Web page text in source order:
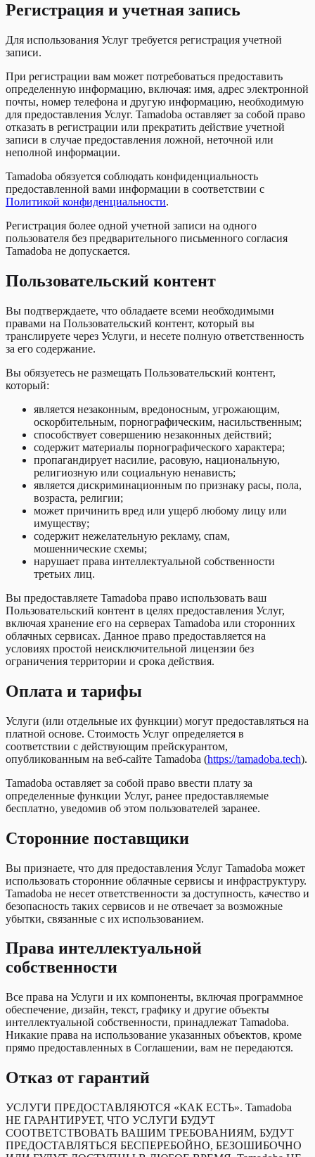
Регистрация и учетная запись
Для использования Услуг требуется регистрация учетной
записи.
При регистрации вам может потребоваться предоставить
определенную информацию, включая: имя, адрес электронной
почты, номер телефона и другую информацию, необходимую
для предоставления Услуг. Tamadoba оставляет за собой право
отказать в регистрации или прекратить действие учетной
записи в случае предоставления ложной, неточной или
неполной информации.
Tamadoba обязуется соблюдать конфиденциальность
предоставленной вами информации в соответствии с
Политикой конфиденциальности.
Регистрация более одной учетной записи на одного
пользователя без предварительного письменного согласия
Tamadoba не допускается.
Пользовательский контент
Вы подтверждаете, что обладаете всеми необходимыми
правами на Пользовательский контент, который вы
транслируете через Услуги, и несете полную ответственность
за его содержание.
Вы обязуетесь не размещать Пользовательский контент,
который:
является незаконным, вредоносным, угрожающим,
оскорбительным, порнографическим, насильственным;
способствует совершению незаконных действий;
содержит материалы порнографического характера;
пропагандирует насилие, расовую, национальную,
религиозную или социальную ненависть;
является дискриминационным по признаку расы, пола,
возраста, религии;
может причинить вред или ущерб любому лицу или
имуществу;
содержит нежелательную рекламу, спам,
мошеннические схемы;
нарушает права интеллектуальной собственности
третьих лиц.
Вы предоставляете Tamadoba право использовать ваш
Пользовательский контент в целях предоставления Услуг,
включая хранение его на серверах Tamadoba или сторонних
облачных сервисах. Данное право предоставляется на
условиях простой неисключительной лицензии без
ограничения территории и срока действия.
Оплата и тарифы
Услуги (или отдельные их функции) могут предоставляться на
платной основе. Стоимость Услуг определяется в
соответствии с действующим прейскурантом,
опубликованным на веб-сайте Tamadoba (https://tamadoba.tech).
Tamadoba оставляет за собой право ввести плату за
определенные функции Услуг, ранее предоставляемые
бесплатно, уведомив об этом пользователей заранее.
Сторонние поставщики
Вы признаете, что для предоставления Услуг Tamadoba может
использовать сторонние облачные сервисы и инфраструктуру.
Tamadoba не несет ответственности за доступность, качество и
безопасность таких сервисов и не отвечает за возможные
убытки, связанные с их использованием.
Права интеллектуальной
собственности
Все права на Услуги и их компоненты, включая программное
обеспечение, дизайн, текст, графику и другие объекты
интеллектуальной собственности, принадлежат Tamadoba.
Никакие права на использование указанных объектов, кроме
прямо предоставленных в Соглашении, вам не передаются.
Отказ от гарантий
УСЛУГИ ПРЕДОСТАВЛЯЮТСЯ «КАК ЕСТЬ». Tamadoba
НЕ ГАРАНТИРУЕТ, ЧТО УСЛУГИ БУДУТ
СООТВЕТСТВОВАТЬ ВАШИМ ТРЕБОВАНИЯМ, БУДУТ
ПРЕДОСТАВЛЯТЬСЯ БЕСПЕРЕБОЙНО, БЕЗОШИБОЧНО